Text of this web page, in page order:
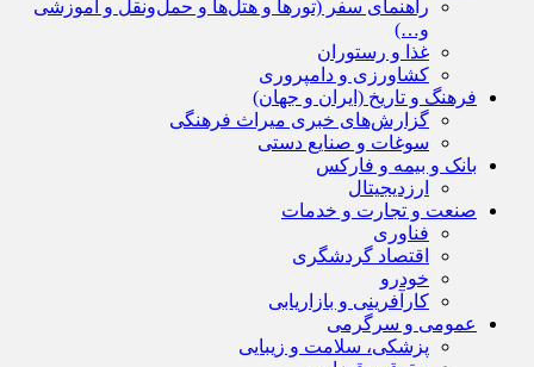
راهنمای سفر (تورها و هتل‌ها و حمل‌و‌نقل و آموزشی
و…)
غذا و رستوران
کشاورزی و دامپروری
فرهنگ و تاریخ (ایران و جهان)
گزارش‌های خبری میراث فرهنگی
سوغات و صنایع دستی
بانک و بیمه و فارکس
ارزدیجیتال
صنعت و تجارت و خدمات
فناوری
اقتصاد گردشگری
خودرو
کارآفرینی و بازاریابی
عمومی و سرگرمی
پزشکی، سلامت و زیبایی